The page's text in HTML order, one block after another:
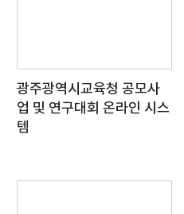
광주광역시교육청 공모사
업 및 연구대회 온라인 시스
템